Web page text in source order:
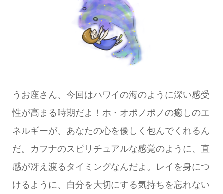
うお座さん、今回はハワイの海のように深い感受
性が高まる時期だよ！ホ・オポノポノの癒しのエ
ネルギーが、あなたの心を優しく包んでくれるん
だ。カフナのスピリチュアルな感覚のように、直
感が冴え渡るタイミングなんだよ。レイを身につ
けるように、自分を大切にする気持ちを忘れない